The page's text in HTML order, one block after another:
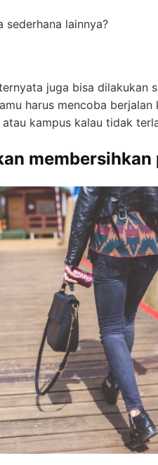
sederhana lainnya?
juga bisa dilakukan
harus mencoba berjalan
kampus kalau tidak